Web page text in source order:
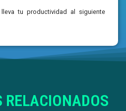
tu productividad al siguiente
RELACIONADOS